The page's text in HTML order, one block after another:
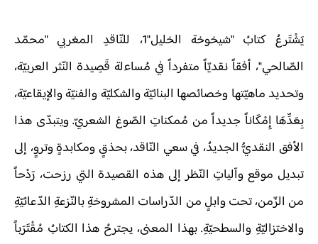
يَشْتَرعُ كتابُ "شيخوخة الخليل"1، للنّاقدِ المغربي "محمّد
الصّالحي"، أفقاً نقديّاً متفرداً في مُساءلة قَصِيدة النّثر العربيّة،
وتحديد ماهيّتها وخصائصها البنائيّة والشكليّة والفنيّة والإيقاعيّة،
بِعَدِّهَا إِمْكَاناً جديداً من مُمكناتِ الصّوغ الشعريّ. ويتبدّى هذا
الأفق النقديُّ الجديدُ، في سعي النّاقد، بحذقٍ ومكابدةٍ وتروٍ، إلى
تبديل موقع وآلياتِ النّظر إلى هذه القصيدة التي رزحت، رَدْحاً
من الزّمن، تحت وابلٍ من الدّراسات المشروخةِ بالنّزعةِ الدّعائيّةِ
والاختزاليّةِ والسطحيّةِ. بهذا المعنى، يجترحُ هذا الكتابُ مُقْتَرَباً